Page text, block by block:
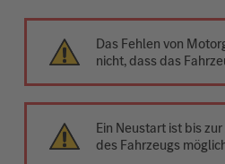
Das Fehlen von
nicht, dass das
Ein Neustart ist bis
des Fahrzeugs